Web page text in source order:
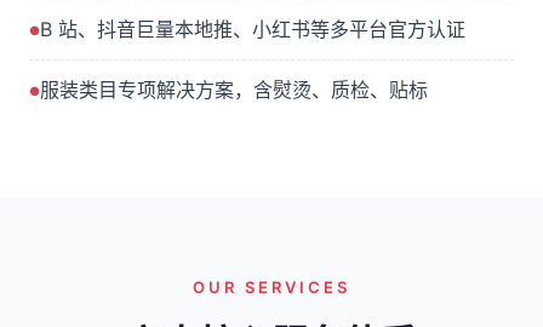
B 站、抖音巨量本地推、小红书等多平台官方认证
服装类目专项解决方案，含熨烫、质检、贴标
OUR SERVICES